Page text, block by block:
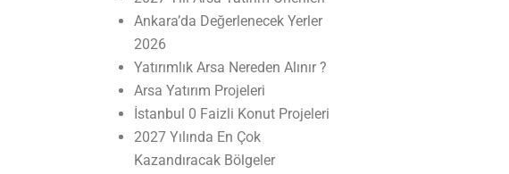
Ankara’da Değerlenecek Yerler
2026
Yatırımlık Arsa Nereden Alınır ?
Arsa Yatırım Projeleri
İstanbul 0 Faizli Konut Projeleri
2027 Yılında En Çok
Kazandıracak Bölgeler